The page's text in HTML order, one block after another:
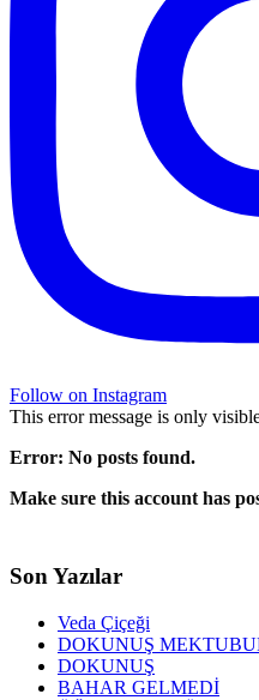
Follow on Instagram
This error message is only
Error: No posts found.
Make sure this account has
Son Yazılar
Veda Çiçeği
DOKUNUŞ
DOKUNUŞ
BAHAR GELMEDİ